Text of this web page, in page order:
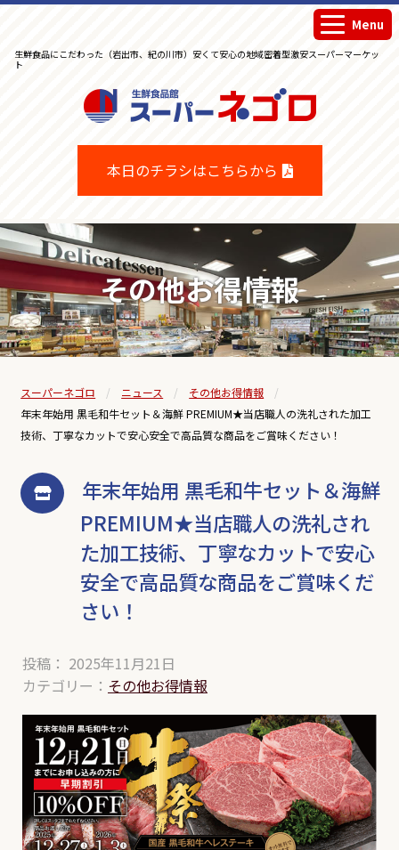
生鮮食品にこだわった（岩出市、紀の川市）安くて安心の地域密着型激安スーパーマーケッ
ト
本日のチラシはこちらから
Menu
その他お得情報
スーパーネゴロ ニュース
その他お得情報
年末年始用 黒毛和牛セット＆海鮮 PREMIUM★当店職人の洗礼された加工
技術、丁寧なカットで安心安全で高品質な商品をご賞味ください！
年末年始用 黒毛和牛セット＆海鮮
PREMIUM★当店職人の洗礼され
た加工技術、丁寧なカットで安心
安全で高品質な商品をご賞味くだ
さい！
投稿： 2025年11月21日
カテゴリー： その他お得情報